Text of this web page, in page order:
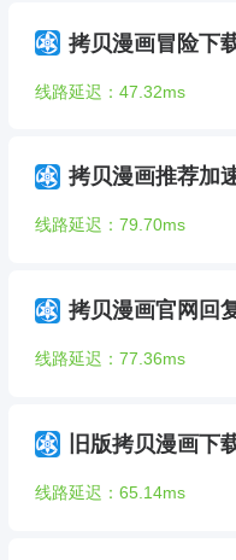
拷贝漫画冒险下
线路延迟：47.32ms
拷贝漫画推荐加
线路延迟：79.70ms
拷贝漫画官网回
线路延迟：77.36ms
旧版拷贝漫画下
线路延迟：65.14ms